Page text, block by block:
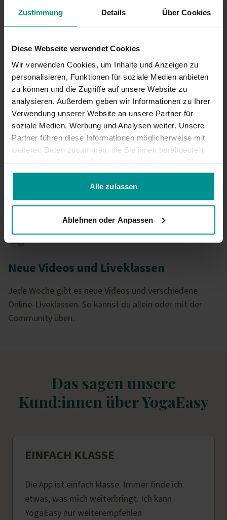
Zustimmung Details Über Cookies
Diese Webseite verwendet Cookies
Wir verwenden Cookies, um Inhalte und Anzeigen zu
personalisieren, Funktionen für soziale Medien anbieten
zu können und die Zugriffe auf unsere Website zu
analysieren. Außerdem geben wir Informationen zu Ihrer
Verwendung unserer Website an unsere Partner für
soziale Medien, Werbung und Analysen weiter. Unsere
Partner führen diese Informationen möglicherweise mit
weiteren Daten zusammen, die Sie ihnen bereitgestellt
gesammelt haben.
Alle zulassen
Ablehnen oder Anpassen
Einfach kündbar
Du kannst jederzeit bis zum vorletzten Tag deines
aktuell laufenden Yoga-Passes kündigen.
Bleib flexibel mit der App
Ob zu Hause oder unterwegs – dein Yoga ist immer
dabei – und dank der praktischen Downloadfunktion
kannst du auch Videos üben, wenn du offline bist.
Neue Videos und Liveklassen
Jede Woche gibt es neue Videos und verschiedene
Online-Liveklassen. So kannst du allein oder mit der
Community üben.
Das sagen unsere
Kund:innen über YogaEasy
EINFACH KLASSE
Die App ist einfach klasse. Immer finde ich
etwas, was mich weiterbringt. Ich kann
YogaEasy nur weiterempfehlen